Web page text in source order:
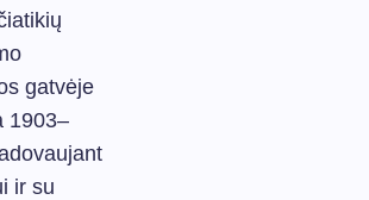
gatvėje
1903–
ir su